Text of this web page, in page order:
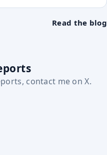
Read the blog
contact me on X.